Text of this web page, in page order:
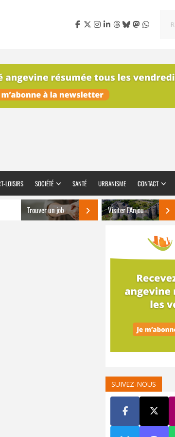
LOISIRS SOCIÉTÉ SANTÉ URBANISME CONTACT
Trouver un job Visiter l’Anjou
SUIVEZ-NOUS